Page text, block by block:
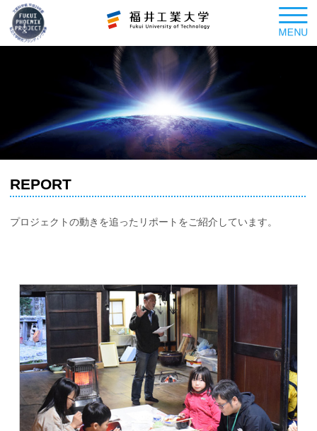
REPORT
プロジェクトの動きを追ったリポートをご紹介しています。